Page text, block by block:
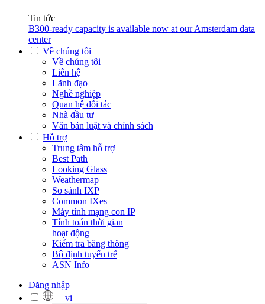
Tin tức
B300-ready capacity is available now at our Amsterdam data
center
Về chúng tôi
Về chúng tôi
Liên hệ
Lãnh đạo
Nghề nghiệp
Quan hệ đối tác
Nhà đầu tư
Văn bản luật và chính sách
Hỗ trợ
Trung tâm hỗ trợ
Best Path
Looking Glass
Weathermap
So sánh IXP
Common IXes
Máy tính mạng con IP
Tính toán thời gian
hoạt động
Kiểm tra băng thông
Bộ định tuyến trễ
ASN Info
Đăng nhập
vi